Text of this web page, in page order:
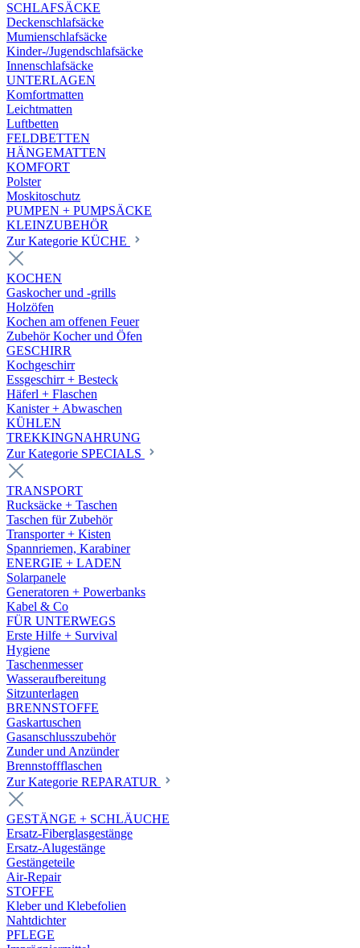
SCHLAFSÄCKE
Deckenschlafsäcke
Mumienschlafsäcke
Kinder-/Jugendschlafsäcke
Innenschlafsäcke
UNTERLAGEN
Komfortmatten
Leichtmatten
Luftbetten
FELDBETTEN
HÄNGEMATTEN
KOMFORT
Polster
Moskitoschutz
PUMPEN + PUMPSÄCKE
KLEINZUBEHÖR
Zur Kategorie KÜCHE
KOCHEN
Gaskocher und -grills
Holzöfen
Kochen am offenen Feuer
Zubehör Kocher und Öfen
GESCHIRR
Kochgeschirr
Essgeschirr + Besteck
Häferl + Flaschen
Kanister + Abwaschen
KÜHLEN
TREKKINGNAHRUNG
Zur Kategorie SPECIALS
TRANSPORT
Rucksäcke + Taschen
Taschen für Zubehör
Transporter + Kisten
Spannriemen, Karabiner
ENERGIE + LADEN
Solarpanele
Generatoren + Powerbanks
Kabel & Co
FÜR UNTERWEGS
Erste Hilfe + Survival
Hygiene
Taschenmesser
Wasseraufbereitung
Sitzunterlagen
BRENNSTOFFE
Gaskartuschen
Gasanschlusszubehör
Zunder und Anzünder
Brennstoffflaschen
Zur Kategorie REPARATUR
GESTÄNGE + SCHLÄUCHE
Ersatz-Fiberglasgestänge
Ersatz-Alugestänge
Gestängeteile
Air-Repair
STOFFE
Kleber und Klebefolien
Nahtdichter
PFLEGE